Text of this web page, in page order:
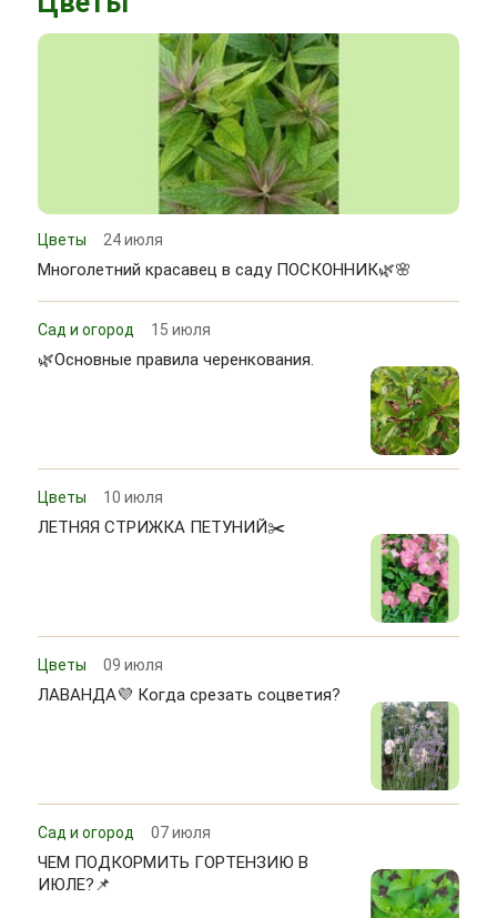
Цветы 24 июля
Многолетний красавец в саду ПОСКОННИК🌿🌸
Сад и огород 15 июля
🌿Основные правила черенкования.
Цветы 10 июля
ЛЕТНЯЯ СТРИЖКА ПЕТУНИЙ✂️
Цветы 09 июля
ЛАВАНДА💜 Когда срезать соцветия?
Сад и огород 07 июля
ЧЕМ ПОДКОРМИТЬ ГОРТЕНЗИЮ В
ИЮЛЕ?📌